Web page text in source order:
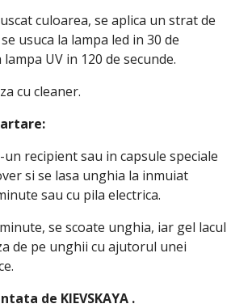
culoarea, se aplica un strat de
usuca la lampa led in 30 de
UV in 120 de secunde.
cu cleaner.
un recipient sau in capsule speciale
si se lasa unghia la inmuiat
sau cu pila electrica.
se scoate unghia, iar gel lacul
de pe unghii cu ajutorul unei
de KIEVSKAYA .